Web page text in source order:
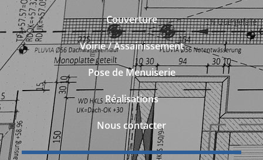
Couverture
Voirie / Assainissement
Pose de Menuiserie
Réalisations
Nous contacter